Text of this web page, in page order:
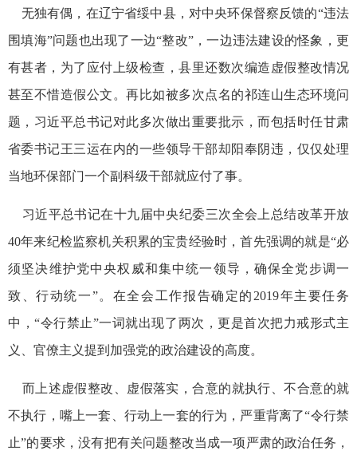
无独有偶，在辽宁省绥中县，对中央环保督察反馈的“违法
围填海”问题也出现了一边“整改”，一边违法建设的怪象，更
有甚者，为了应付上级检查，县里还数次编造虚假整改情况
甚至不惜造假公文。再比如被多次点名的祁连山生态环境问
题，习近平总书记对此多次做出重要批示，而包括时任甘肃
省委书记王三运在内的一些领导干部却阳奉阴违，仅仅处理
当地环保部门一个副科级干部就应付了事。
习近平总书记在十九届中央纪委三次全会上总结改革开放
40年来纪检监察机关积累的宝贵经验时，首先强调的就是“必
须坚决维护党中央权威和集中统一领导，确保全党步调一
致、行动统一”。在全会工作报告确定的2019年主要任务
中，“令行禁止”一词就出现了两次，更是首次把力戒形式主
义、官僚主义提到加强党的政治建设的高度。
而上述虚假整改、虚假落实，合意的就执行、不合意的就
不执行，嘴上一套、行动上一套的行为，严重背离了“令行禁
止”的要求，没有把有关问题整改当成一项严肃的政治任务，